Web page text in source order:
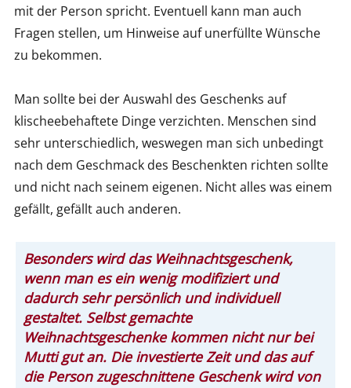
mit der Person spricht. Eventuell kann man auch
Fragen stellen, um Hinweise auf unerfüllte Wünsche
zu bekommen.
Man sollte bei der Auswahl des Geschenks auf
klischeebehaftete Dinge verzichten. Menschen sind
sehr unterschiedlich, weswegen man sich unbedingt
nach dem Geschmack des Beschenkten richten sollte
und nicht nach seinem eigenen. Nicht alles was einem
gefällt, gefällt auch anderen.
Besonders wird das Weihnachtsgeschenk,
wenn man es ein wenig modifiziert und
dadurch sehr persönlich und individuell
gestaltet. Selbst gemachte
Weihnachtsgeschenke kommen nicht nur bei
Mutti gut an. Die investierte Zeit und das auf
die Person zugeschnittene Geschenk wird von